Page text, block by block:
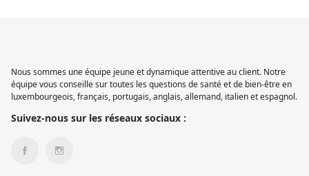
Nous sommes une équipe jeune et dynamique attentive au client. Notre
équipe vous conseille sur toutes les questions de santé et de bien-être en
luxembourgeois, français, portugais, anglais, allemand, italien et espagnol.
Suivez-nous sur les réseaux sociaux :